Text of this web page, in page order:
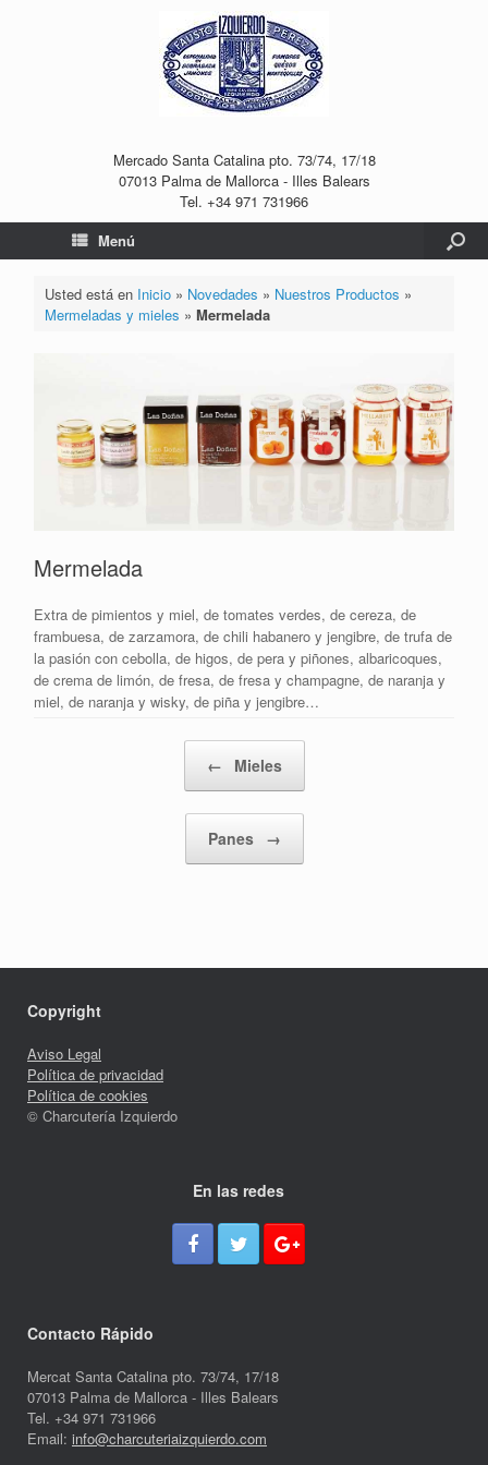
Mercado Santa Catalina pto. 73/74, 17/18
07013 Palma de Mallorca - Illes Balears
Tel. +34 971 731966
Menú
Usted está en Inicio » Novedades » Nuestros Productos »
Mermeladas y mieles »Mermelada
Mermelada
Extra de pimientos y miel, de tomates verdes, de cereza, de
frambuesa, de zarzamora, de chili habanero y jengibre, de trufa de
la pasión con cebolla, de higos, de pera y piñones, albaricoques,
de crema de limón, de fresa, de fresa y champagne, de naranja y
miel, de naranja y wisky, de piña y jengibre…
← Mieles
Panes →
Copyright
Aviso Legal
Política de privacidad
Política de cookies
© Charcutería Izquierdo
En las redes
Contacto Rápido
Mercat Santa Catalina pto. 73/74, 17/18
07013 Palma de Mallorca - Illes Balears
Tel. +34 971 731966
Email: info@charcuteriaizquierdo.com